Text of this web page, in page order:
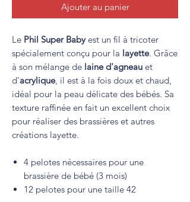
Ajouter au panier
Le Phil Super Babyest un fil à tricoter
spécialement conçu pour la layette. Grâce
à son mélange de laine d'agneau et
d'acrylique, il est à la fois doux et chaud,
idéal pour la peau délicate des bébés. Sa
texture raffinée en fait un excellent choix
pour réaliser des brassières et autres
créations layette.
4 pelotes nécessaires pour une
brassière de bébé (3 mois)
12 pelotes pour une taille 42